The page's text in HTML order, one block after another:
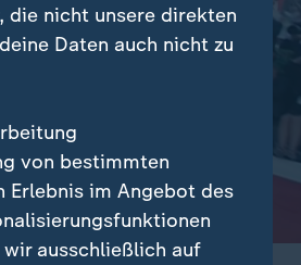
nicht unsere direkten
Daten auch nicht zu
von bestimmten
im Angebot des
ausschließlich auf